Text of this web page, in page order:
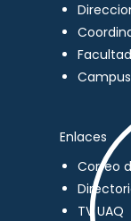
Campus
Enlaces
Correo
TV UAQ